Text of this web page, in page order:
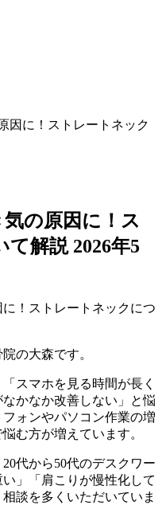
因に！ストレートネック
気の原因に！ス
て解説 2026年5
の大森です。
スマホを見る時間が長く
かなか改善しない」と悩
ォンやパソコン作業の増
む方が増えています。
代から50代のデスクワー
」「肩こりが慢性化して
談を多くいただいていま